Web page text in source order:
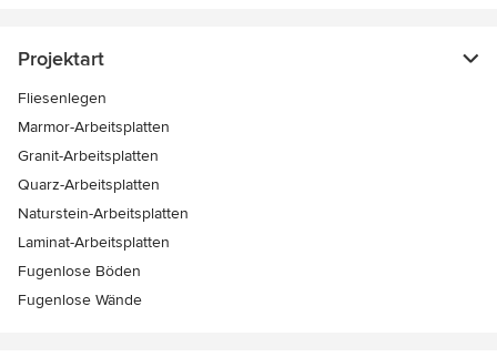
Projektart
Fliesenlegen
Marmor-Arbeitsplatten
Granit-Arbeitsplatten
Quarz-Arbeitsplatten
Naturstein-Arbeitsplatten
Laminat-Arbeitsplatten
Fugenlose Böden
Fugenlose Wände